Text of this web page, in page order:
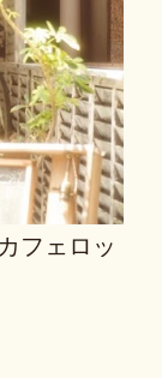
フェロッ